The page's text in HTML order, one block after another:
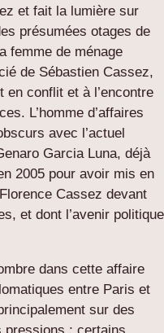
et fait la lumière sur
présumées otages de
femme de ménage
de Sébastien Cassez,
conflit et à l’encontre
L’homme d’affaires
avec l’actuel
Garcia Luna, déjà
2005 pour avoir mis en
Cassez devant
et dont l’avenir politique
dans cette affaire
entre Paris et
sur des